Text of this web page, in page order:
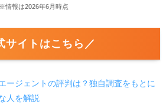
※情報は2026年6月時点
サイトはこちら／
ージェントの評判は？独自調査をもとに
人を解説